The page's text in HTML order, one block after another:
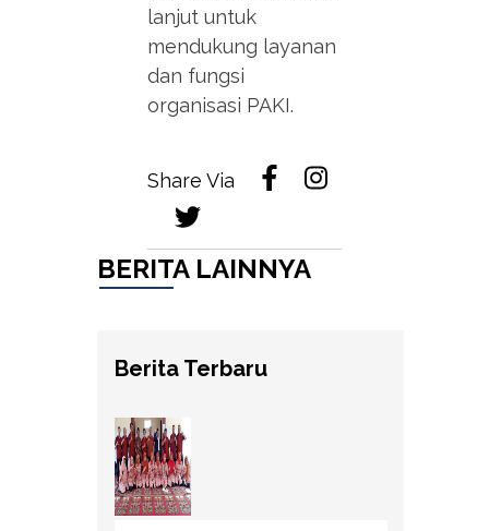
lanjut untuk
mendukung layanan
dan fungsi
organisasi PAKI.
Share Via
BERITA LAINNYA
Berita Terbaru